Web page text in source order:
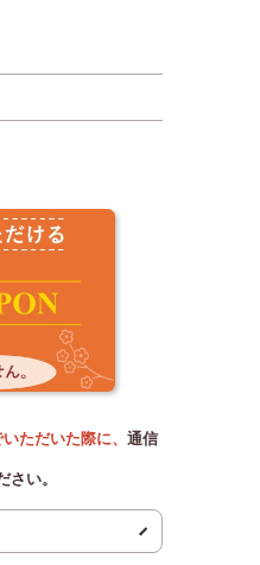
ただいた際に、 通信
い。